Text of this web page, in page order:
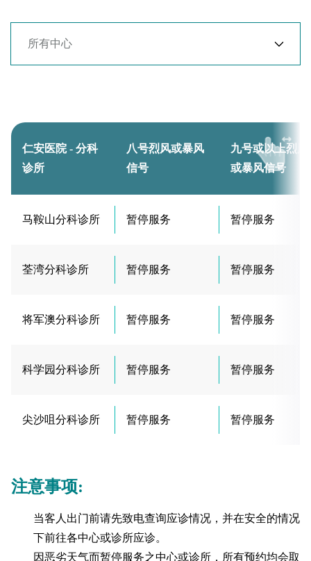
仁安医院 - 分科
诊所
八号烈风或暴风
信号
九号或以上烈风
或暴风信号
马鞍山分科诊所 暂停服务 暂停服务
荃湾分科诊所 暂停服务 暂停服务
将军澳分科诊所 暂停服务 暂停服务
科学园分科诊所 暂停服务 暂停服务
尖沙咀分科诊所 暂停服务 暂停服务
注意事项:
当客人出门前请先致电查询应诊情况，并在安全的情况
下前往各中心或诊所应诊。
因恶劣天气而暂停服务之中心或诊所，所有预约均会取